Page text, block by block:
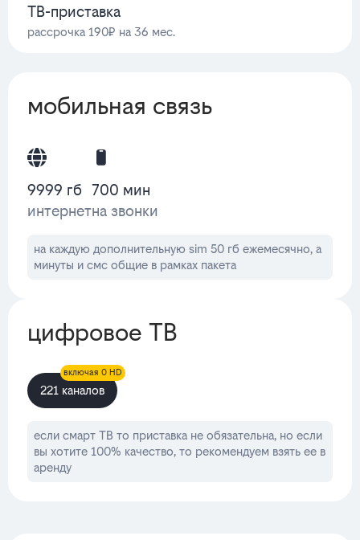
ТВ-приставка
рассрочка 190₽ на 36 мес.
мобильная связь
9999 гб
интернет
700 мин
на звонки
на каждую дополнительную sim 50 гб ежемесячно, а
минуты и смс общие в рамках пакета
цифровое ТВ
221 каналов
включая 0 HD
если смарт ТВ то приставка не обязательна, но если
вы хотите 100% качество, то рекомендуем взять ее в
аренду